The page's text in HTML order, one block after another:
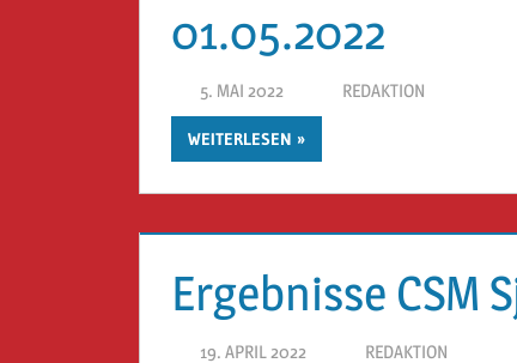
01.05.2022
5. MAI 2022 REDAKTION
WEITERLESEN
Ergebnisse CSM
19. APRIL 2022 REDAKTION